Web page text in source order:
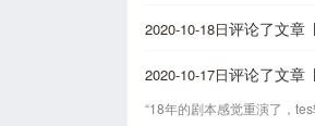
2020-10-18日评论了文章
2020-10-17日评论了文章
“18年的剧本感觉重演了，